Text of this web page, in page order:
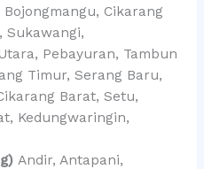
Cikarang
Sukawangi,
Pebayuran, Tambun
Timur, Serang Baru,
Barat, Setu,
Kedungwaringin,
Andir, Antapani,